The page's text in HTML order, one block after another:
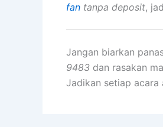
fan tanpa deposit,
Jangan biarkan
9483 dan rasakan
Jadikan setiap acara